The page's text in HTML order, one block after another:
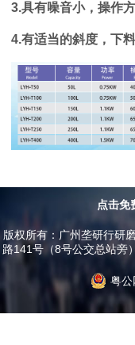
3.具有噪音小，操作方
4.有适当的斜度，下料
点击免
版权所有：广州垄研行
路141号（8号公交总站旁
粤